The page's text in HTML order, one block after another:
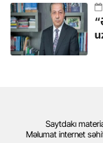
Saytdakı
Məlumat internet